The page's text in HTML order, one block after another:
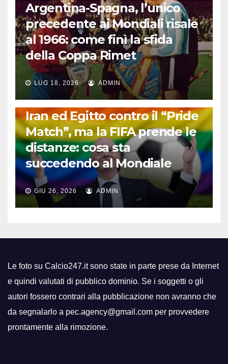
Argentina-Spagna, l’unico
precedente ai Mondiali risale
al 1966: come finì la sfida
della Coppa Rimet
LUG 18, 2026 ADMIN
FUORI DAL CAMPO: CALCIO, GOSSIP E NON SOLO
Iran ed Egitto contro il “Pride
Match”, ma la FIFA prende le
distanze: cosa sta
succedendo al Mondiale
GIU 26, 2026 ADMIN
Le foto su Calcio247.it sono state in parte prese da Internet
e quindi valutati di pubblico dominio. Se i soggetti o gli
autori fossero contrari alla pubblicazione non avranno che
da segnalarlo a pec.agency@gmail.com per provvedere
prontamente alla rimozione.